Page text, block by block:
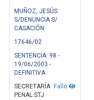
MUÑOZ, JESÚS
S/DENUNCIA S/
CASACIÓN
17646/02
SENTENCIA: 98 -
19/06/2003 -
DEFINITIVA
Fallo
SECRETARÍA
PENAL STJ